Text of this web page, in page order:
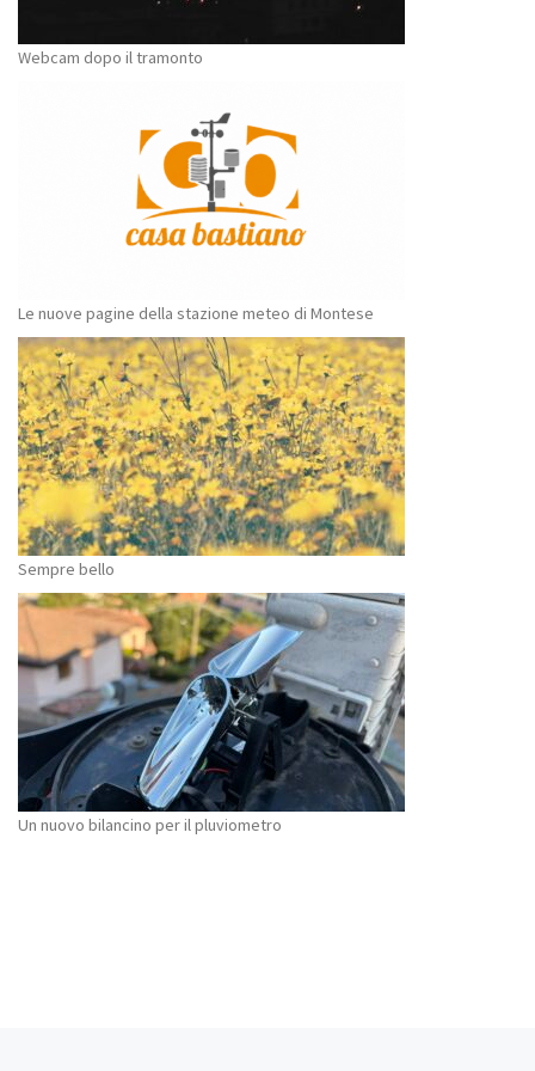
Webcam dopo il tramonto
Le nuove pagine della stazione meteo di Montese
Sempre bello
Un nuovo bilancino per il pluviometro